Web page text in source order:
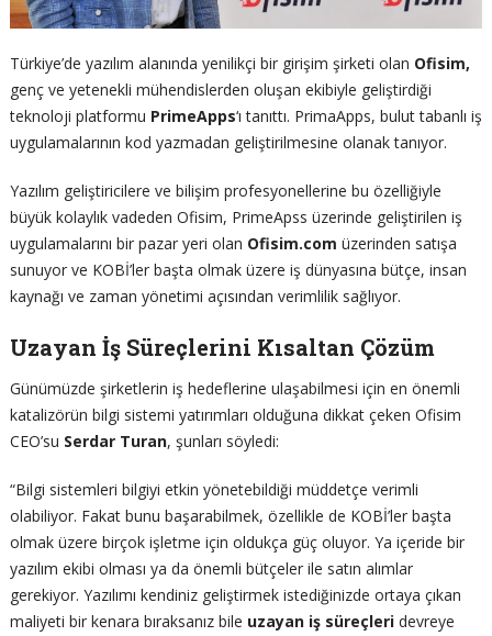
Türkiye’de yazılım alanında yenilikçi bir girişim şirketi olan Ofisim,
genç ve yetenekli mühendislerden oluşan ekibiyle geliştirdiği
teknoloji platformu PrimeApps‘ı tanıttı. PrimaApps, bulut tabanlı iş
uygulamalarının kod yazmadan geliştirilmesine olanak tanıyor.
Yazılım geliştiricilere ve bilişim profesyonellerine bu özelliğiyle
büyük kolaylık vadeden Ofisim, PrimeApss üzerinde geliştirilen iş
uygulamalarını bir pazar yeri olan Ofisim.com üzerinden satışa
sunuyor ve KOBİ’ler başta olmak üzere iş dünyasına bütçe, insan
kaynağı ve zaman yönetimi açısından verimlilik sağlıyor.
Uzayan İş Süreçlerini Kısaltan Çözüm
Günümüzde şirketlerin iş hedeflerine ulaşabilmesi için en önemli
katalizörün bilgi sistemi yatırımları olduğuna dikkat çeken Ofisim
CEO’su Serdar Turan, şunları söyledi:
“Bilgi sistemleri bilgiyi etkin yönetebildiği müddetçe verimli
olabiliyor. Fakat bunu başarabilmek, özellikle de KOBİ’ler başta
olmak üzere birçok işletme için oldukça güç oluyor. Ya içeride bir
yazılım ekibi olması ya da önemli bütçeler ile satın alımlar
gerekiyor. Yazılımı kendiniz geliştirmek istediğinizde ortaya çıkan
maliyeti bir kenara bıraksanız bile uzayan iş süreçleridevreye